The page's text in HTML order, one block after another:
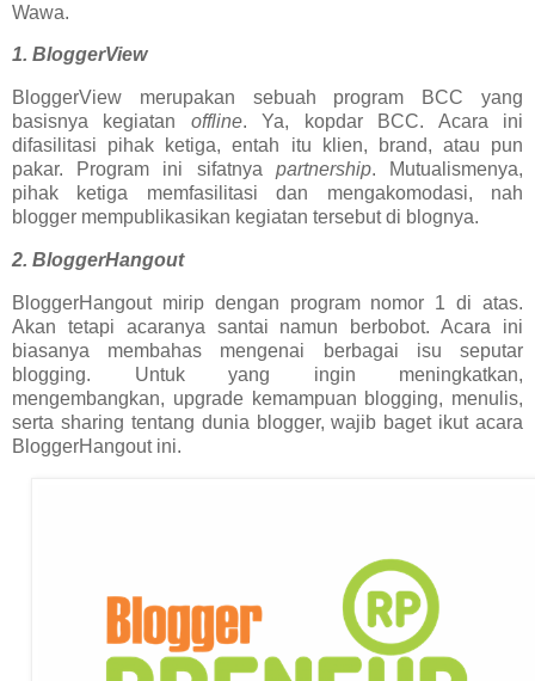
Wawa.
1. BloggerView
BloggerView merupakan sebuah program BCC yang
basisnya kegiatan offline. Ya, kopdar BCC. Acara ini
difasilitasi pihak ketiga, entah itu klien, brand, atau pun
pakar. Program ini sifatnya partnership. Mutualismenya,
pihak ketiga memfasilitasi dan mengakomodasi, nah
blogger mempublikasikan kegiatan tersebut di blognya.
2. BloggerHangout
BloggerHangout mirip dengan program nomor 1 di atas.
Akan tetapi acaranya santai namun berbobot. Acara ini
biasanya membahas mengenai berbagai isu seputar
blogging. Untuk yang ingin meningkatkan,
mengembangkan, upgrade kemampuan blogging, menulis,
serta sharing tentang dunia blogger, wajib baget ikut acara
BloggerHangout ini.